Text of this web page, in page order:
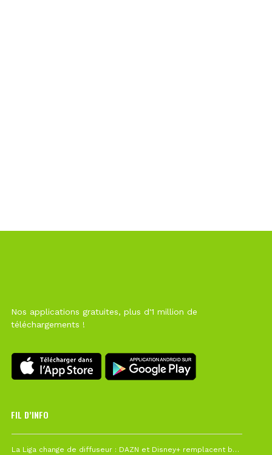
Nos applications gratuites, plus d'1 million de
téléchargements !
FIL D’INFO
La Liga change de diffuseur : DAZN et Disney+ remplacent beIN Sports !